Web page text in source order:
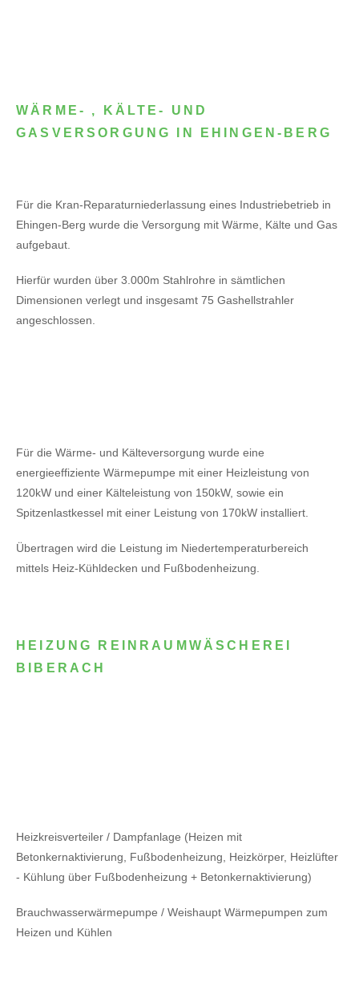
WÄRME- , KÄLTE- UND
GASVERSORGUNG IN EHINGEN-BERG
Für die Kran-Reparaturniederlassung eines Industriebetrieb in
Ehingen-Berg wurde die Versorgung mit Wärme, Kälte und Gas
aufgebaut.
Hierfür wurden über 3.000m Stahlrohre in sämtlichen
Dimensionen verlegt und insgesamt 75 Gashellstrahler
angeschlossen.
Für die Wärme- und Kälteversorgung wurde eine
energieeffiziente Wärmepumpe mit einer Heizleistung von
120kW und einer Kälteleistung von 150kW, sowie ein
Spitzenlastkessel mit einer Leistung von 170kW installiert.
Übertragen wird die Leistung im Niedertemperaturbereich
mittels Heiz-Kühldecken und Fußbodenheizung.
HEIZUNG REINRAUMWÄSCHEREI
BIBERACH
Heizkreisverteiler / Dampfanlage (Heizen mit
Betonkernaktivierung, Fußbodenheizung, Heizkörper, Heizlüfter
- Kühlung über Fußbodenheizung + Betonkernaktivierung)
Brauchwasserwärmepumpe / Weishaupt Wärmepumpen zum
Heizen und Kühlen